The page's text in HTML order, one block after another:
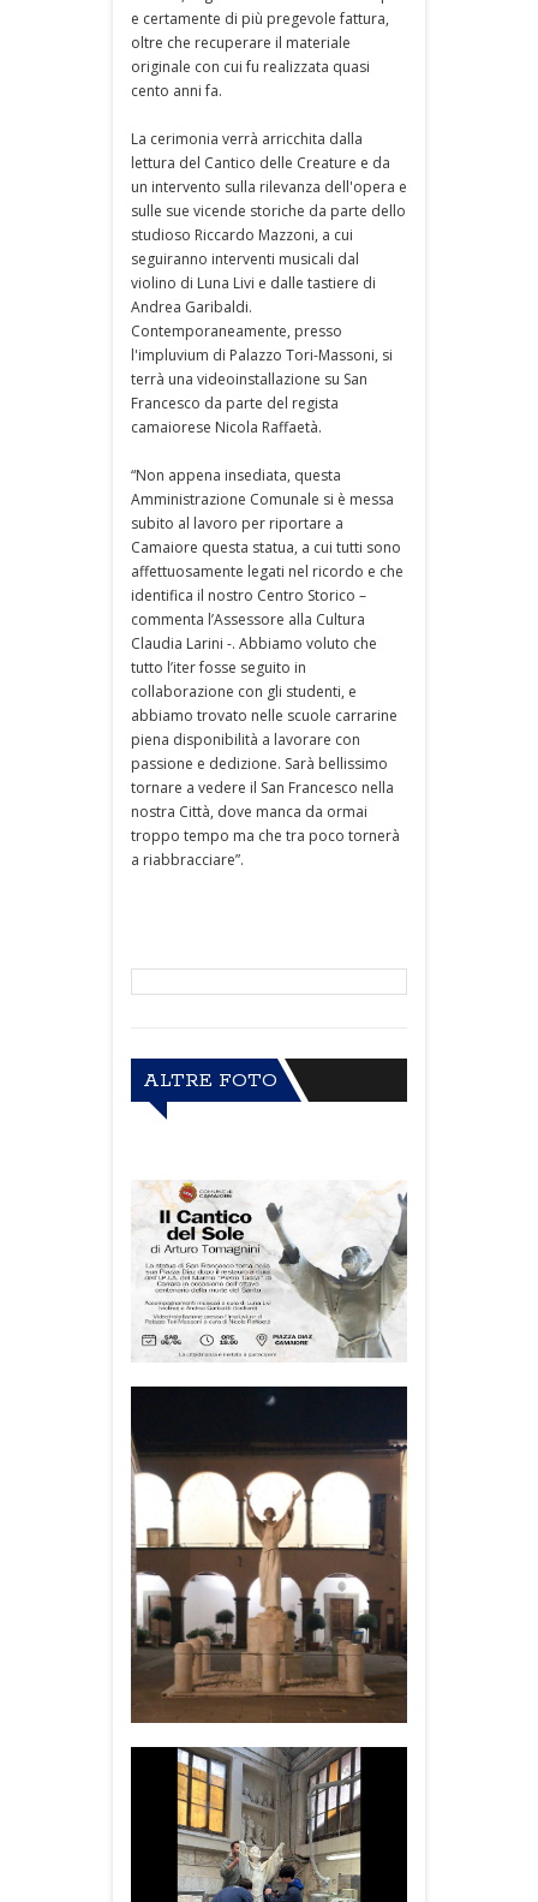
e certamente di più pregevole fattura,
oltre che recuperare il materiale
originale con cui fu realizzata quasi
cento anni fa.
La cerimonia verrà arricchita dalla
lettura del Cantico delle Creature e da
un intervento sulla rilevanza dell'opera e
sulle sue vicende storiche da parte dello
studioso Riccardo Mazzoni, a cui
seguiranno interventi musicali dal
violino di Luna Livi e dalle tastiere di
Andrea Garibaldi.
Contemporaneamente, presso
l'impluvium di Palazzo Tori-Massoni, si
terrà una videoinstallazione su San
Francesco da parte del regista
camaiorese Nicola Raffaetà.
“Non appena insediata, questa
Amministrazione Comunale si è messa
subito al lavoro per riportare a
Camaiore questa statua, a cui tutti sono
affettuosamente legati nel ricordo e che
identifica il nostro Centro Storico –
commenta l’Assessore alla Cultura
Claudia Larini -. Abbiamo voluto che
tutto l’iter fosse seguito in
collaborazione con gli studenti, e
abbiamo trovato nelle scuole carrarine
piena disponibilità a lavorare con
passione e dedizione. Sarà bellissimo
tornare a vedere il San Francesco nella
nostra Città, dove manca da ormai
troppo tempo ma che tra poco tornerà
a riabbracciare”.
ALTRE FOTO